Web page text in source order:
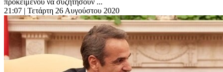
21:07 | Τετάρτη 26 Αυγούστου 2020